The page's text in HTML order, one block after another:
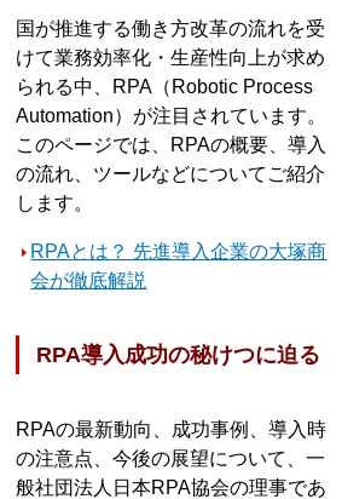
国が推進する働き方改革の流れを受
けて業務効率化・生産性向上が求め
られる中、RPA（Robotic Process
Automation）が注目されています。
このページでは、RPAの概要、導入
の流れ、ツールなどについてご紹介
します。
RPAとは？ 先進導入企業の大塚商
会が徹底解説
RPA導入成功の秘けつに迫る
RPAの最新動向、成功事例、導入時
の注意点、今後の展望について、一
般社団法人日本RPA協会の理事であ